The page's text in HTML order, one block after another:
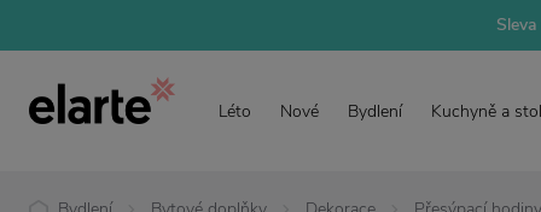
Léto Nové Bydlení Kuchyně a